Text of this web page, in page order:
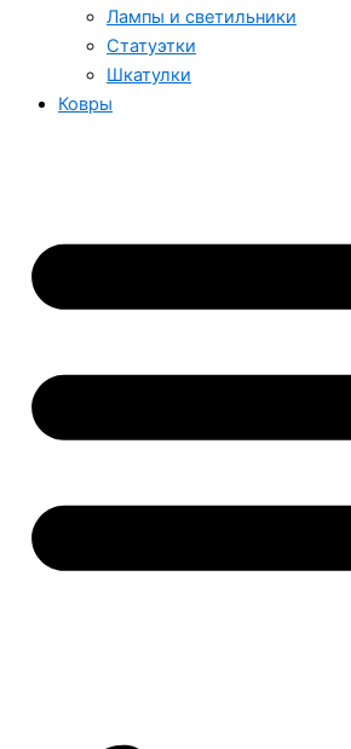
Лампы и светильники
Статуэтки
Шкатулки
Ковры